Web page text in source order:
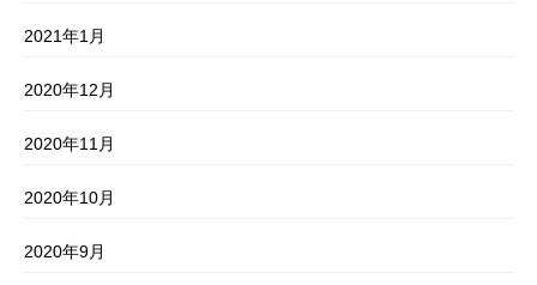
2021年1月
2020年12月
2020年11月
2020年10月
2020年9月